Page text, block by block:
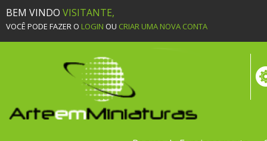
BEM VINDO VISITANTE,
VOCÊ PODE FAZER O LOGIN OU CRIAR UMA NOVA CONTA